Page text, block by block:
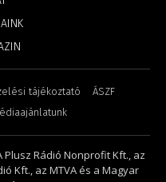
tájékoztató
ÁSZF
Plusz Rádió Nonprofit Kft., az
Kft., az MTVA és a Magyar